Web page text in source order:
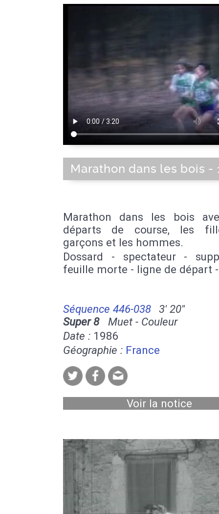
Marathon dans les bois -
Marathon dans les bois
départs de course, les
garçons et les hommes.
Dossard - spectateur -
feuille morte - ligne de départ
Séquence 446-038
3' 20''
Super 8Muet - Couleur
Date : 1986
Géographie : France
Voir la notice